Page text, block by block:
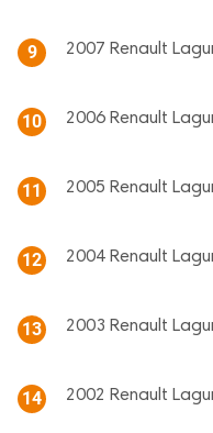
9 2007 Renault
10 2006 Renault
11 2005 Renault
12 2004 Renault
13 2003 Renault
14 2002 Renault